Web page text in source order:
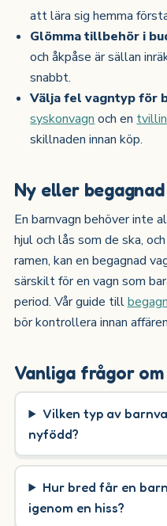
att lära sig hemma
Glömma tillbehör i
och åkpåse är sällan
snabbt.
Välja fel vagntyp för
syskonvagn och en
skillnaden innan köp.
Ny eller
En barnvagn behöver inte
hjul och lås som de ska,
ramen, kan en begagnad
särskilt för en vagn som
period. Vår guide till
bör kontrollera innan
Vanliga frågor
Vilken typ av
nyfödd?
Hur bred får en
igenom en hiss?